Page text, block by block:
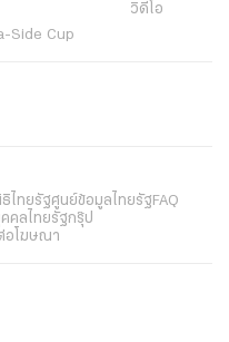
วิดีโอ
Side Cup
ไทยรัฐศูนย์ข้อมูลไทยรัฐFAQ
คลไทยรัฐกรุ๊ป
อโฆษณา